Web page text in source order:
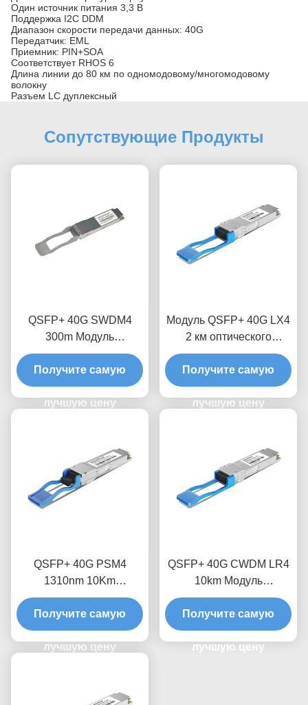
Один источник питания 3,3 В
Поддержка I2C DDM
Диапазон скорости передачи данных: 40G
Передатчик: EML
Приемник: PIN+SOA
Соответствует RHOS 6
Длина линии до 80 км по одномодовому/многомодовому
волокну
Разъем LC дуплексный
Сопутствующие Продукты
QSFP+ 40G SWDM4
300m Модуль
оптического
приемопередатчика
Получите самую
лучшую цену
Модуль QSFP+ 40G LX4
2 км оптического
передатчика
Получите самую
лучшую цену
QSFP+ 40G PSM4
1310nm 10Km
оптический модуль
приемопередатчика
Получите самую
лучшую цену
QSFP+ 40G CWDM LR4
10km Модуль
оптического
приемопередатчика
Получите самую
лучшую цену